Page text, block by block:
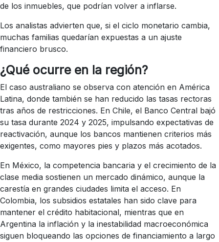
de los inmuebles, que podrían volver a inflarse.
Los analistas advierten que, si el ciclo monetario cambia,
muchas familias quedarían expuestas a un ajuste
financiero brusco.
¿Qué ocurre en la región?
El caso australiano se observa con atención en América
Latina, donde también se han reducido las tasas rectoras
tras años de restricciones. En Chile, el Banco Central bajó
su tasa durante 2024 y 2025, impulsando expectativas de
reactivación, aunque los bancos mantienen criterios más
exigentes, como mayores pies y plazos más acotados.
En México, la competencia bancaria y el crecimiento de la
clase media sostienen un mercado dinámico, aunque la
carestía en grandes ciudades limita el acceso. En
Colombia, los subsidios estatales han sido clave para
mantener el crédito habitacional, mientras que en
Argentina la inflación y la inestabilidad macroeconómica
siguen bloqueando las opciones de financiamiento a largo